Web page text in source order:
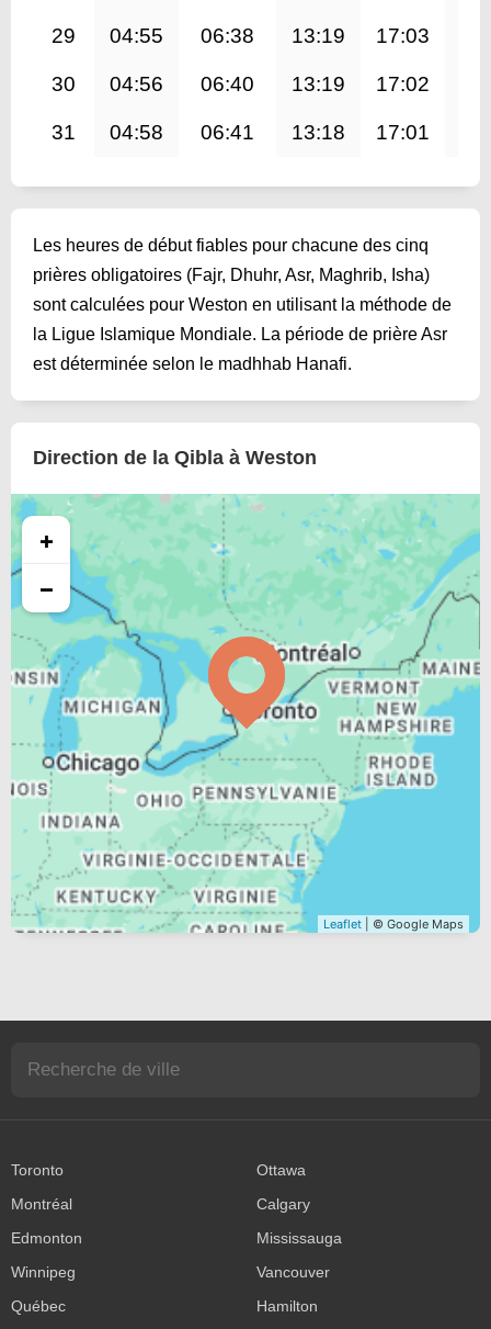
29 04:55 06:38 13:19 17:03
30 04:56 06:40 13:19 17:02
31 04:58 06:41 13:18 17:01
Les heures de début fiables pour chacune des cinq
prières obligatoires (Fajr, Dhuhr, Asr, Maghrib, Isha)
sont calculées pour Weston en utilisant la méthode de
la Ligue Islamique Mondiale. La période de prière Asr
est déterminée selon le madhhab Hanafi.
Direction de la Qibla à Weston
+
−
Leaflet | © Google Maps
Toronto
Ottawa
Montréal
Calgary
Edmonton
Mississauga
Winnipeg
Vancouver
Québec
Hamilton